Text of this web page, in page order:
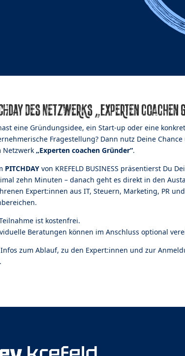
des Netzwerks „Experten coachen
eine Gründungsidee, ein Start-up oder eine
Fragestellung? Dann nutz Deine
Netzwerk„Experten coachen Gründer“.
PITCHDAY von KREFELD BUSINESS präsentierst Du
zehn Minuten – danach geht es direkt in den
Expert:innen aus IT, Steuern, Marketing, PR
ist kostenfrei.
Beratungen können im Anschluss optional
zum Ablauf, zu den Expert:innen und zur
.